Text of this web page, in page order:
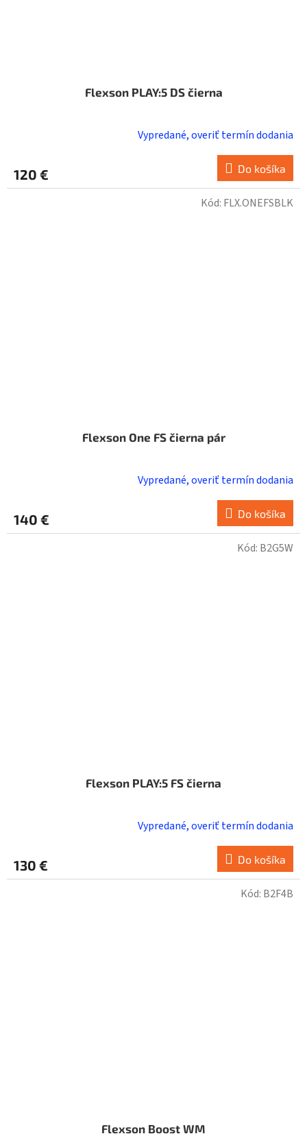
Flexson PLAY:5 DS čierna
Vypredané, overiť termín dodania
120 € Do košíka
Flexson One FS čierna pár
Vypredané, overiť termín dodania
140 € Do košíka
Kód: FLX.ONEFSBLK
Flexson PLAY:5 FS čierna
Vypredané, overiť termín dodania
130 € Do košíka
Kód: B2G5W
Flexson Boost WM
Kód: B2F4B